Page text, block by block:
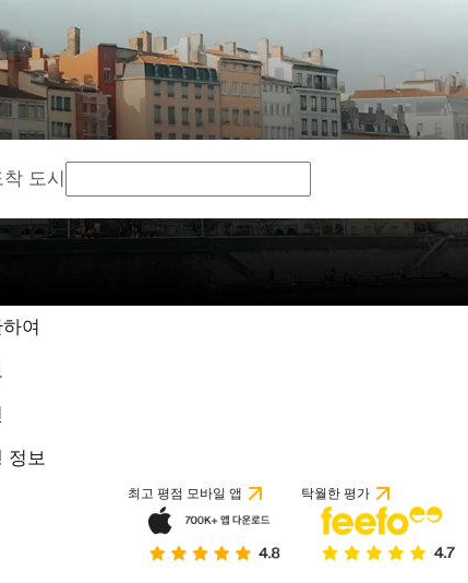
착 도시
여
정보
최고 평점 모바일 앱 탁월한 평가